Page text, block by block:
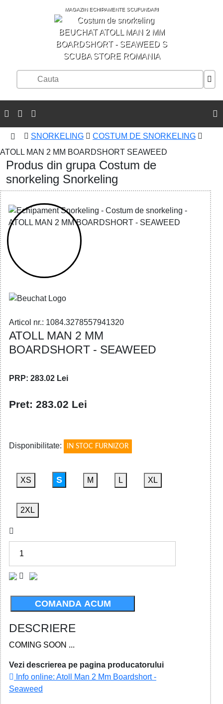
MAGAZIN ECHIPAMENTE SCUFUNDARI
SCUBA STORE ROMANIA
SNORKELING
COSTUM DE SNORKELING
ATOLL MAN 2 MM BOARDSHORT SEAWEED
Produs din grupa Costum de
snorkeling Snorkeling
32785579413 - ATOLL MAN 2 MM
BOARDSHORT - SEAWEED
Articol nr.: 1084.3278557941320
ATOLL MAN 2 MM
BOARDSHORT - SEAWEED
PRP: 283.02 Lei
Pret: 283.02 Lei
Disponibilitate: IN STOC FURNIZOR
XS S M L XL
2XL
COMANDA ACUM
DESCRIERE
COMING SOON ...
Vezi descrierea pe pagina producatorului
Info online: Atoll Man 2 Mm Boardshort -
Seaweed